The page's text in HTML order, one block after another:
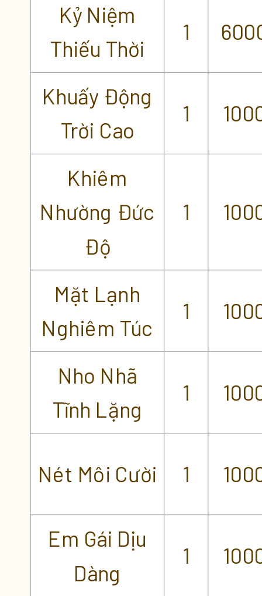
Kỷ Niệm
Thiếu Thời
1
Khuấy Động
Trời Cao
1
Khiêm
Nhường Đức
Độ
1
Mặt Lạnh
Nghiêm Túc
1
Nho Nhã
Tĩnh Lặng
1
Nét Môi Cười 1
Em Gái Dịu
Dàng
1